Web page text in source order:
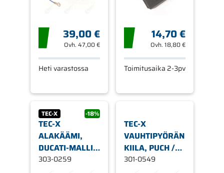
39,00 €
Ovh. 47,00 €
Heti varastossa
14,70 €
Ovh.18,80 €
Toimitusaika 2-3pv
TEC-X -18%
TEC-X
ALAKÄÄMI,
DUCATI-MALLI,
MINARELLI
303-0259
TEC-X
VAUHTIPYÖRÄN
KIILA, PUCH /
SACHS / AM6
301-0549